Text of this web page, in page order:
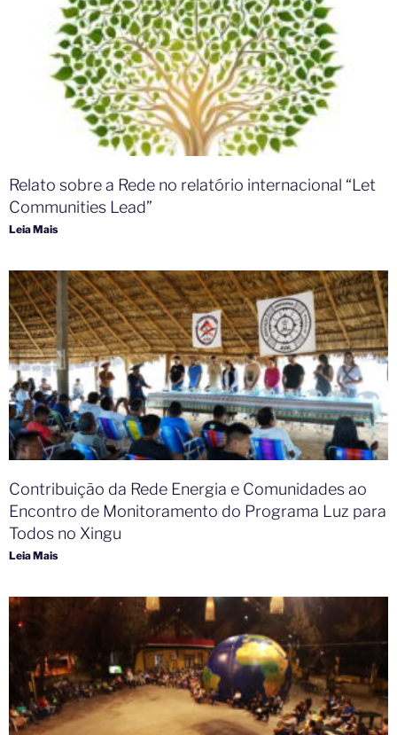
Relato sobre a Rede no relatório internacional “Let
Communities Lead” ​
Leia Mais
Contribuição da Rede Energia e Comunidades ao
Encontro de Monitoramento do Programa Luz para
Todos no Xingu
Leia Mais